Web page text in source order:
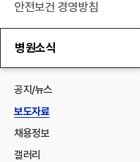
안전보건 경영방침
병원소식
공지/뉴스
보도자료
채용정보
갤러리